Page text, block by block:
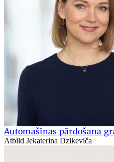
Automašīnas pārdošana
Atbild Jekaterina Dzikeviča